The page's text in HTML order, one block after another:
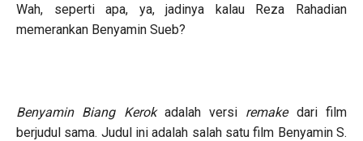
Wah, seperti apa, ya, jadinya kalau Reza Rahadian
memerankan Benyamin Sueb?
Benyamin Biang Kerok adalah versi remake dari film
berjudul sama. Judul ini adalah salah satu film Benyamin S.